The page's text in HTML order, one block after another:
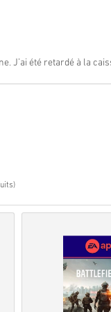
J’ai été retardé à la